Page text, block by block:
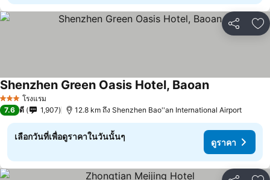
แชร์ เ
3 ดาว โรงแรม
Shenzhen Green Oasis Hotel, Baoanดูราคา
7.6 ดี 1,907 12.8 km ถึง Shenzhen Bao''an International Airport
เลือกวันที่เพื่อดูราคาในวันนั้นๆ
ดูราคา